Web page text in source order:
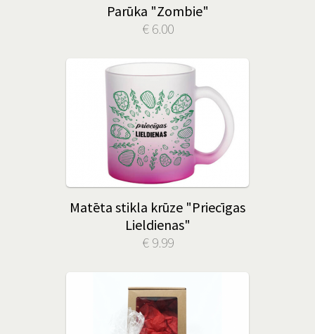
Parūka "Zombie"
€ 6.00
Matēta stikla krūze "Priecīgas
Lieldienas"
€ 9.99